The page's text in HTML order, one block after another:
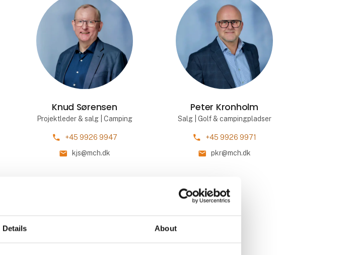
Details About
Knud Sørensen
Projektleder & salg | Camping
phone +45 9926 9947
mail kjs@mch.dk
Peter Kronholm
Salg | Golf & campingpladser
phone +45 9926 9971
mail pkr@mch.dk